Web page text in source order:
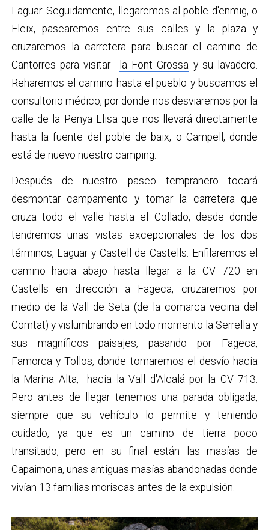
Laguar. Seguidamente, llegaremos al poble d'enmig, o
Fleix, pasearemos entre sus calles y la plaza y
cruzaremos la carretera para buscar el camino de
Cantorres para visitar
la Font Grossa y su lavadero.
Reharemos el camino hasta el pueblo y buscamos el
consultorio médico, por donde nos desviaremos por la
calle de la Penya Llisa que nos llevará directamente
hasta la fuente del poble de baix, o Campell, donde
está de nuevo nuestro camping.
Después de nuestro paseo tempranero tocará
desmontar campamento y tomar la carretera que
cruza todo el valle hasta el Collado, desde donde
tendremos unas vistas excepcionales de los dos
términos, Laguar y Castell de Castells. Enfilaremos el
camino hacia abajo hasta llegar a la CV 720 en
Castells en dirección a Fageca, cruzaremos por
medio de la Vall de Seta (de la comarca vecina del
Comtat) y vislumbrando en todo momento la Serrella y
sus magníficos paisajes, pasando por Fageca,
Famorca y Tollos, donde tomaremos el desvío hacia
la Marina Alta, hacia la Vall d'Alcalá por la CV 713.
Pero antes de llegar tenemos una parada obligada,
siempre que su vehículo lo permite y teniendo
cuidado, ya que es un camino de tierra poco
transitado, pero en su final están las masías de
Capaimona, unas antiguas masías abandonadas donde
vivían 13 familias moriscas antes de la expulsión.